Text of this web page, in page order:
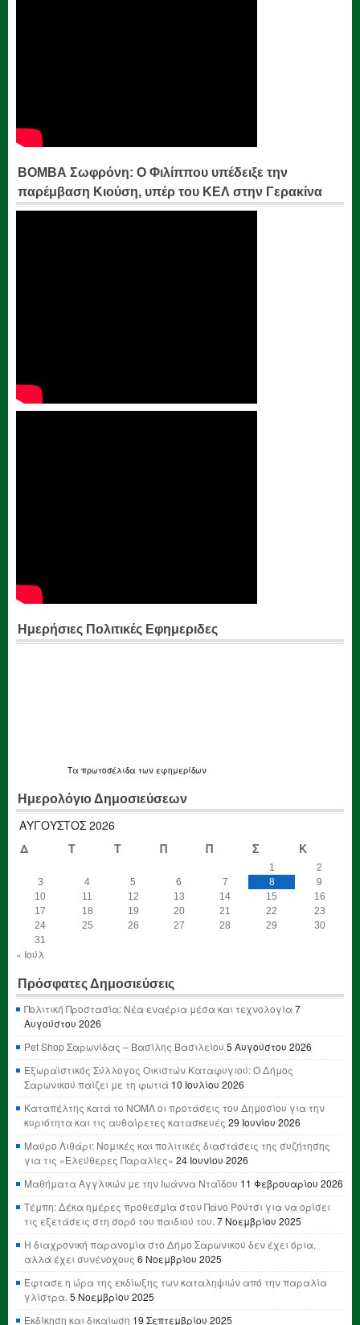
ΒΟΜΒΑ Σωφρόνη: Ο Φιλίππου υπέδειξε την
παρέμβαση Κιούση, υπέρ του ΚΕΛ στην Γερακίνα
Ημερήσιες Πολιτικές Εφημεριδες
Τα πρωτοσέλιδα των εφημερίδων
Ημερολόγιο Δημοσιεύσεων
ΑΎΓΟΥΣΤΟΣ 2026
Δ
Τ Τ Π Π Σ Κ
1
2
3
4 5 6 7 8
9
10
11 12 13 14 15
16
17
18 19 20 21 22
23
24
25 26 27 28 29
30
31
« Ιούλ
Πρόσφατες Δημοσιεύσεις
Πολιτική Προστασία: Νέα εναέρια μέσα και τεχνολογία7
Αυγούστου 2026
Pet Shop Σαρωνίδας – Βασίλης Βασιλείου 5 Αυγούστου 2026
Εξωραϊστικός Σύλλογος Οικιστών Καταφυγιού: Ο Δήμος
Σαρωνικού παίζει με τη φωτιά 10 Ιουλίου 2026
Καταπέλτης κατά το ΝΟΜΛ οι προτάσεις του Δημοσίου για την
κυριότητα και τις αυθαίρετες κατασκευές 29 Ιουνίου 2026
Μαύρο Λιθάρι: Νομικές και πολιτικές διαστάσεις της συζήτησης
για τις «Ελεύθερες Παραλίες» 24 Ιουνίου 2026
Μαθήματα Αγγλικών με την Ιωάννα Νταΐδου 11 Φεβρουαρίου 2026
Τέμπη: Δέκα ημέρες προθεσμία στον Πάνο Ρούτσι για να ορίσει
τις εξετάσεις στη σορό του παιδιού του. 7 Νοεμβρίου 2025
Η διαχρονική παρανομία στο Δήμο Σαρωνικού δεν έχει όρια,
αλλά έχει συνένοχους 6 Νοεμβρίου 2025
Έφτασε η ώρα της εκδίωξης των καταληψιών από την παραλία
γλίστρα. 5 Νοεμβρίου 2025
Εκδίκηση και δικαίωση 19 Σεπτεμβρίου 2025